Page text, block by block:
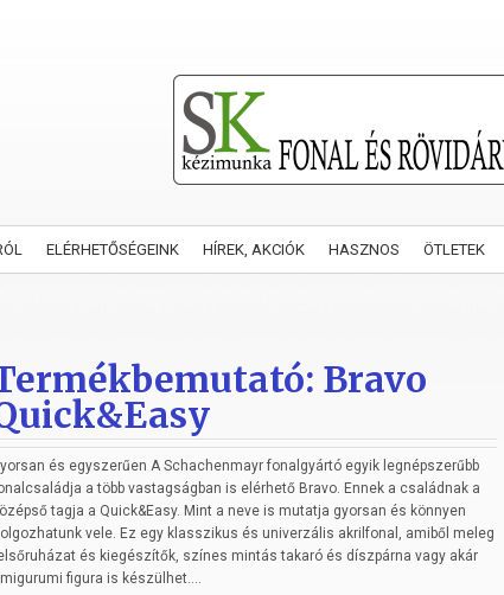
ELÉRHETŐSÉGEINK HÍREK, AKCIÓK HASZNOS ÖTLETEK
Bravo
és egyszerűen A Schachenmayr fonalgyártó egyik legnépszerűbb
a több vastagságban is elérhető Bravo. Ennek a családnak a
tagja a Quick&Easy. Mint a neve is mutatja gyorsan és könnyen
vele. Ez egy klasszikus és univerzális akrilfonal, amiből meleg
és kiegészítők, színes mintás takaró és díszpárna vagy akár
figura is készülhet....